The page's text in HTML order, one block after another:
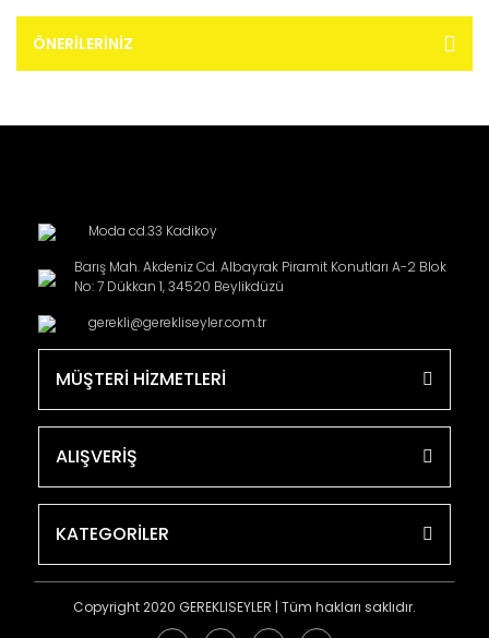
ÖNERILERINIZ
Moda cd.33 Kadikoy
Barış Mah. Akdeniz Cd. Albayrak Piramit Konutları A-2 Blok
No: 7 Dükkan 1, 34520 Beylikdüzü
gerekli@gerekliseyler.com.tr
MÜŞTERİ HİZMETLERİ
ALIŞVERİŞ
KATEGORİLER
Copyright 2020 GEREKLISEYLER | Tüm hakları saklıdır.